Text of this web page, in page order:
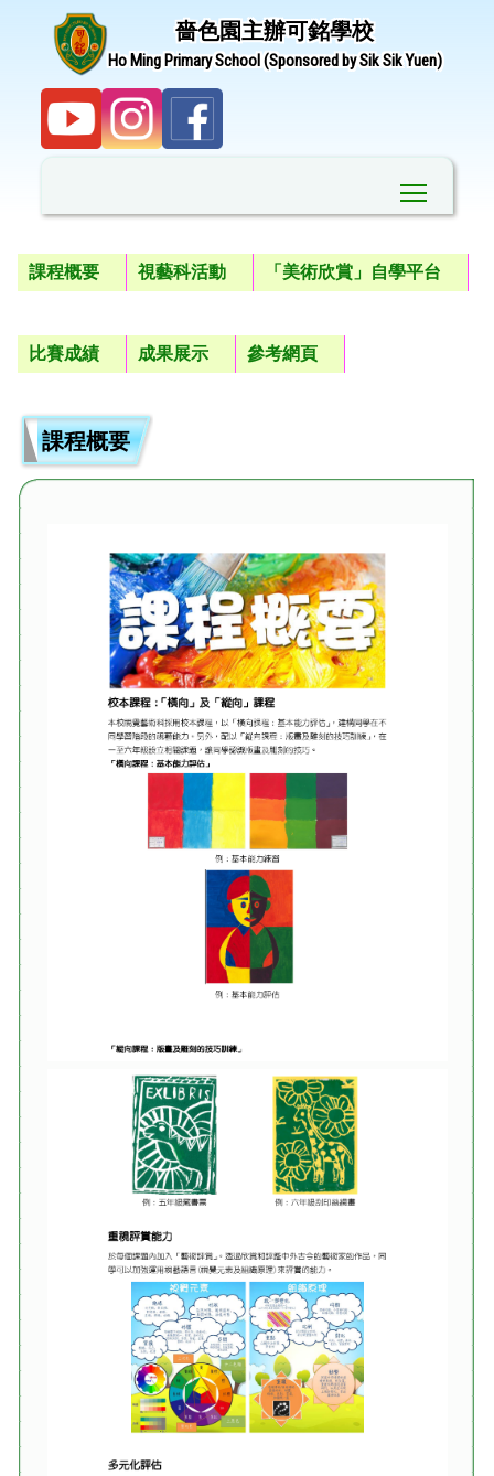
嗇色園主辦可銘學校
Ho Ming Primary School (Sponsored by Sik Sik Yuen)
課程概要 視藝科活動 「美術欣賞」自學平台
比賽成績 成果展示 參考網頁
課程概要